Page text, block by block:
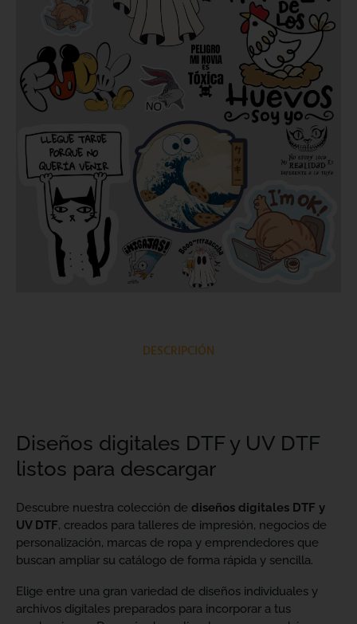
DESCRIPCIÓN
Diseños digitales DTF y UV DTF
listos para descargar
Descubre nuestra colección de diseños digitales DTF y
UV DTF, creados para talleres de impresión, negocios de
personalización, marcas de ropa y emprendedores que
buscan ampliar su catálogo de forma rápida y sencilla.
Elige entre una gran variedad de diseños individuales y
archivos digitales preparados para incorporar a tus